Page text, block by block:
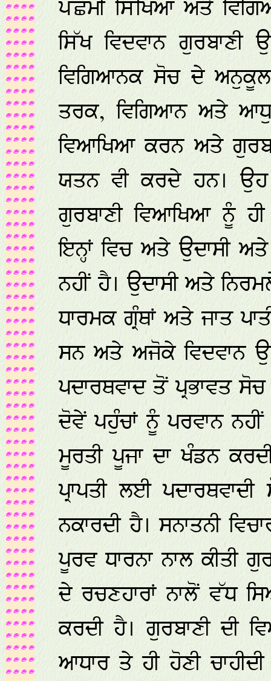
ਪੱਛਮੀ ਸਿੱਖਿਆ ਅਤੇ
ਸਿੱਖ ਵਿਦਵਾਨ
ਵਿਗਿਆਨਕ ਸੋਚ ਦੇ
ਤਰਕ, ਵਿਗਿਆਨ ਅਤੇ
ਵਿਆਖਿਆ ਕਰਨ ਅਤੇ
ਯਤਨ ਵੀ ਕਰਦੇ ਹਨ। ਉਹ
ਗੁਰਬਾਣੀ ਵਿਆਖਿਆ ਨੂੰ
ਇਨ੍ਹਾਂ ਵਿਚ ਅਤੇ ਉਦਾਸੀ
ਨਹੀਂ ਹੈ। ਉਦਾਸੀ ਅਤੇ
ਧਾਰਮਕ ਗ੍ਰੰਥਾਂ ਅਤੇ ਜਾਤ
ਸਨ ਅਤੇ ਅਜੋਕੇ ਵਿਦਵਾਨ
ਪਦਾਰਥਵਾਦ ਤੋਂ ਪ੍ਰਭਾਵਤ
ਦੋਵੇਂ ਪਹੁੰਚਾਂ ਨੂੰ ਪਰਵਾਨ
ਮੂਰਤੀ ਪੂਜਾ ਦਾ ਖੰਡਨ
ਪ੍ਰਾਪਤੀ ਲਈ
ਨਕਾਰਦੀ ਹੈ। ਸਨਾਤਨੀ
ਪੂਰਵ ਧਾਰਨਾ ਨਾਲ ਕੀਤੀ
ਦੇ ਰਚਣਹਾਰਾਂ ਨਾਲੋਂ ਵੱਧ
ਕਰਦੀ ਹੈ। ਗੁਰਬਾਣੀ ਦੀ
ਆਧਾਰ ਤੇ ਹੀ ਹੋਣੀ